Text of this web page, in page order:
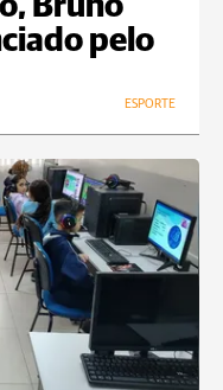
Bruno
pelo
ESPORTE